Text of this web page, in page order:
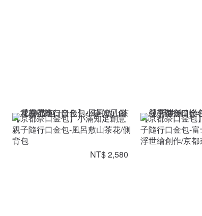
【京都奈口金包】小滿知足創意
親子隨行口金包-風呂敷山茶花/側
背包
NT$ 2,580
【京都奈口金包
子隨行口金包-
浮世繪創作/京